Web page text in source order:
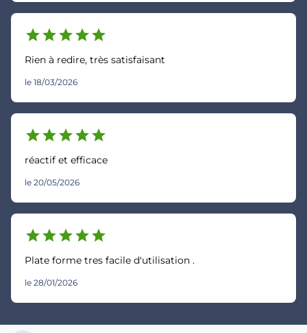
starstarstarstarstar
Rien à redire, très satisfaisant
le 18/03/2026
starstarstarstarstar
réactif et efficace
le 20/05/2026
starstarstarstarstar
Plate forme tres facile d'utilisation .
le 28/01/2026